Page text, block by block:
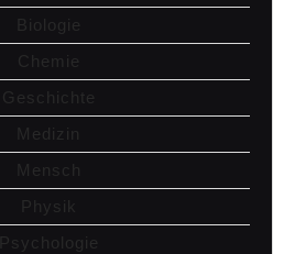
Biologie
Chemie
Geschichte
Medizin
Mensch
Physik
Psychologie